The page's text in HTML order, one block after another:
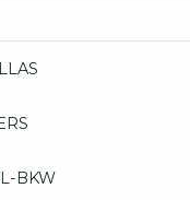
BKW